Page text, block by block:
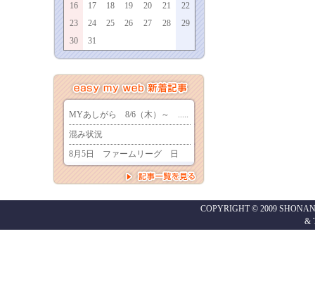
16
17 18 19 20 21
22
23
24 25 26 27 28
29
30
31
COPYRIGHT © 2009
&